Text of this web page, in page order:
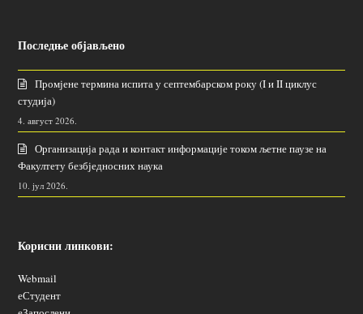
Последње објављено
Промјене термина испита у септембарском року (I и II циклус
студија)
4. август 2026.
Организација рада и контакт информације током љетне паузе на
Факултету безбједносних наука
10. јул 2026.
Корисни линкови:
Webmail
еСтудент